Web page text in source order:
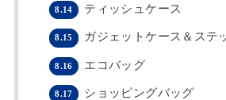
8.14 ティッシュケース
8.15 ガジェットケース＆ステ
8.16 エコバッグ
8.17 ショッピングバッグ